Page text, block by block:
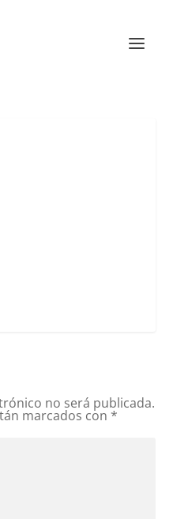
no será publicada.
marcados con *